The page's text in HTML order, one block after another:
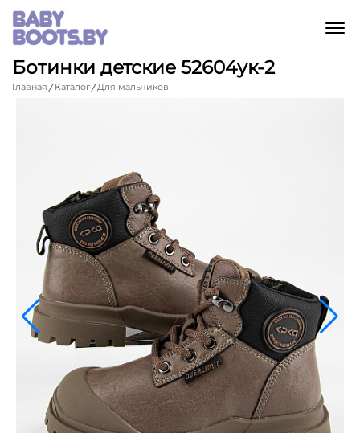
Ботинки детские 52604ук-2
Главная Каталог Для мальчиков